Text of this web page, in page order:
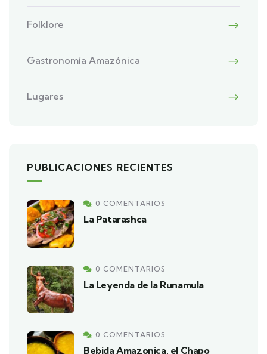
Folklore
Gastronomía Amazónica
Lugares
PUBLICACIONES RECIENTES
0 COMENTARIOS
La Patarashca
0 COMENTARIOS
La Leyenda de la Runamula
0 COMENTARIOS
Bebida Amazonica, el Chapo